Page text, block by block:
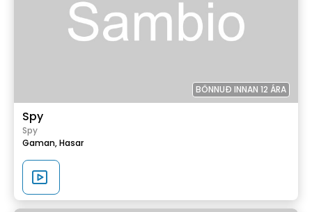
BÖNNUÐ INNAN 12 ÁRA
Spy
Spy
Gaman,Hasar